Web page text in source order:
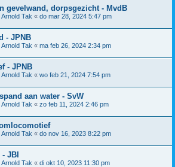
gevelwand, dorpsgezicht - MvdB
Arnold Tak « do mar 28, 2024 5:47 pm
- JPNB
Arnold Tak « ma feb 26, 2024 2:34 pm
- JPNB
Arnold Tak « wo feb 21, 2024 7:54 pm
aan water - SvW
Arnold Tak « zo feb 11, 2024 2:46 pm
Arnold Tak « do nov 16, 2023 8:22 pm
JBI
Arnold Tak « di okt 10, 2023 11:30 pm